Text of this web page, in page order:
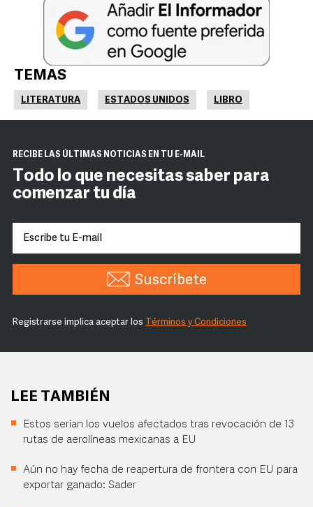
TEMAS
LITERATURA ESTADOS UNIDOS LIBRO
RECIBE LAS ÚLTIMAS NOTICIAS EN TU E-MAIL
Todo lo que necesitas saber para
comenzar tu día
Suscríbete
Registrarse implica aceptar los Términos y Condiciones
LEE TAMBIÉN
Estos serían los vuelos afectados tras revocación de 13
rutas de aerolíneas mexicanas a EU
Aún no hay fecha de reapertura de frontera con EU para
exportar ganado: Sader